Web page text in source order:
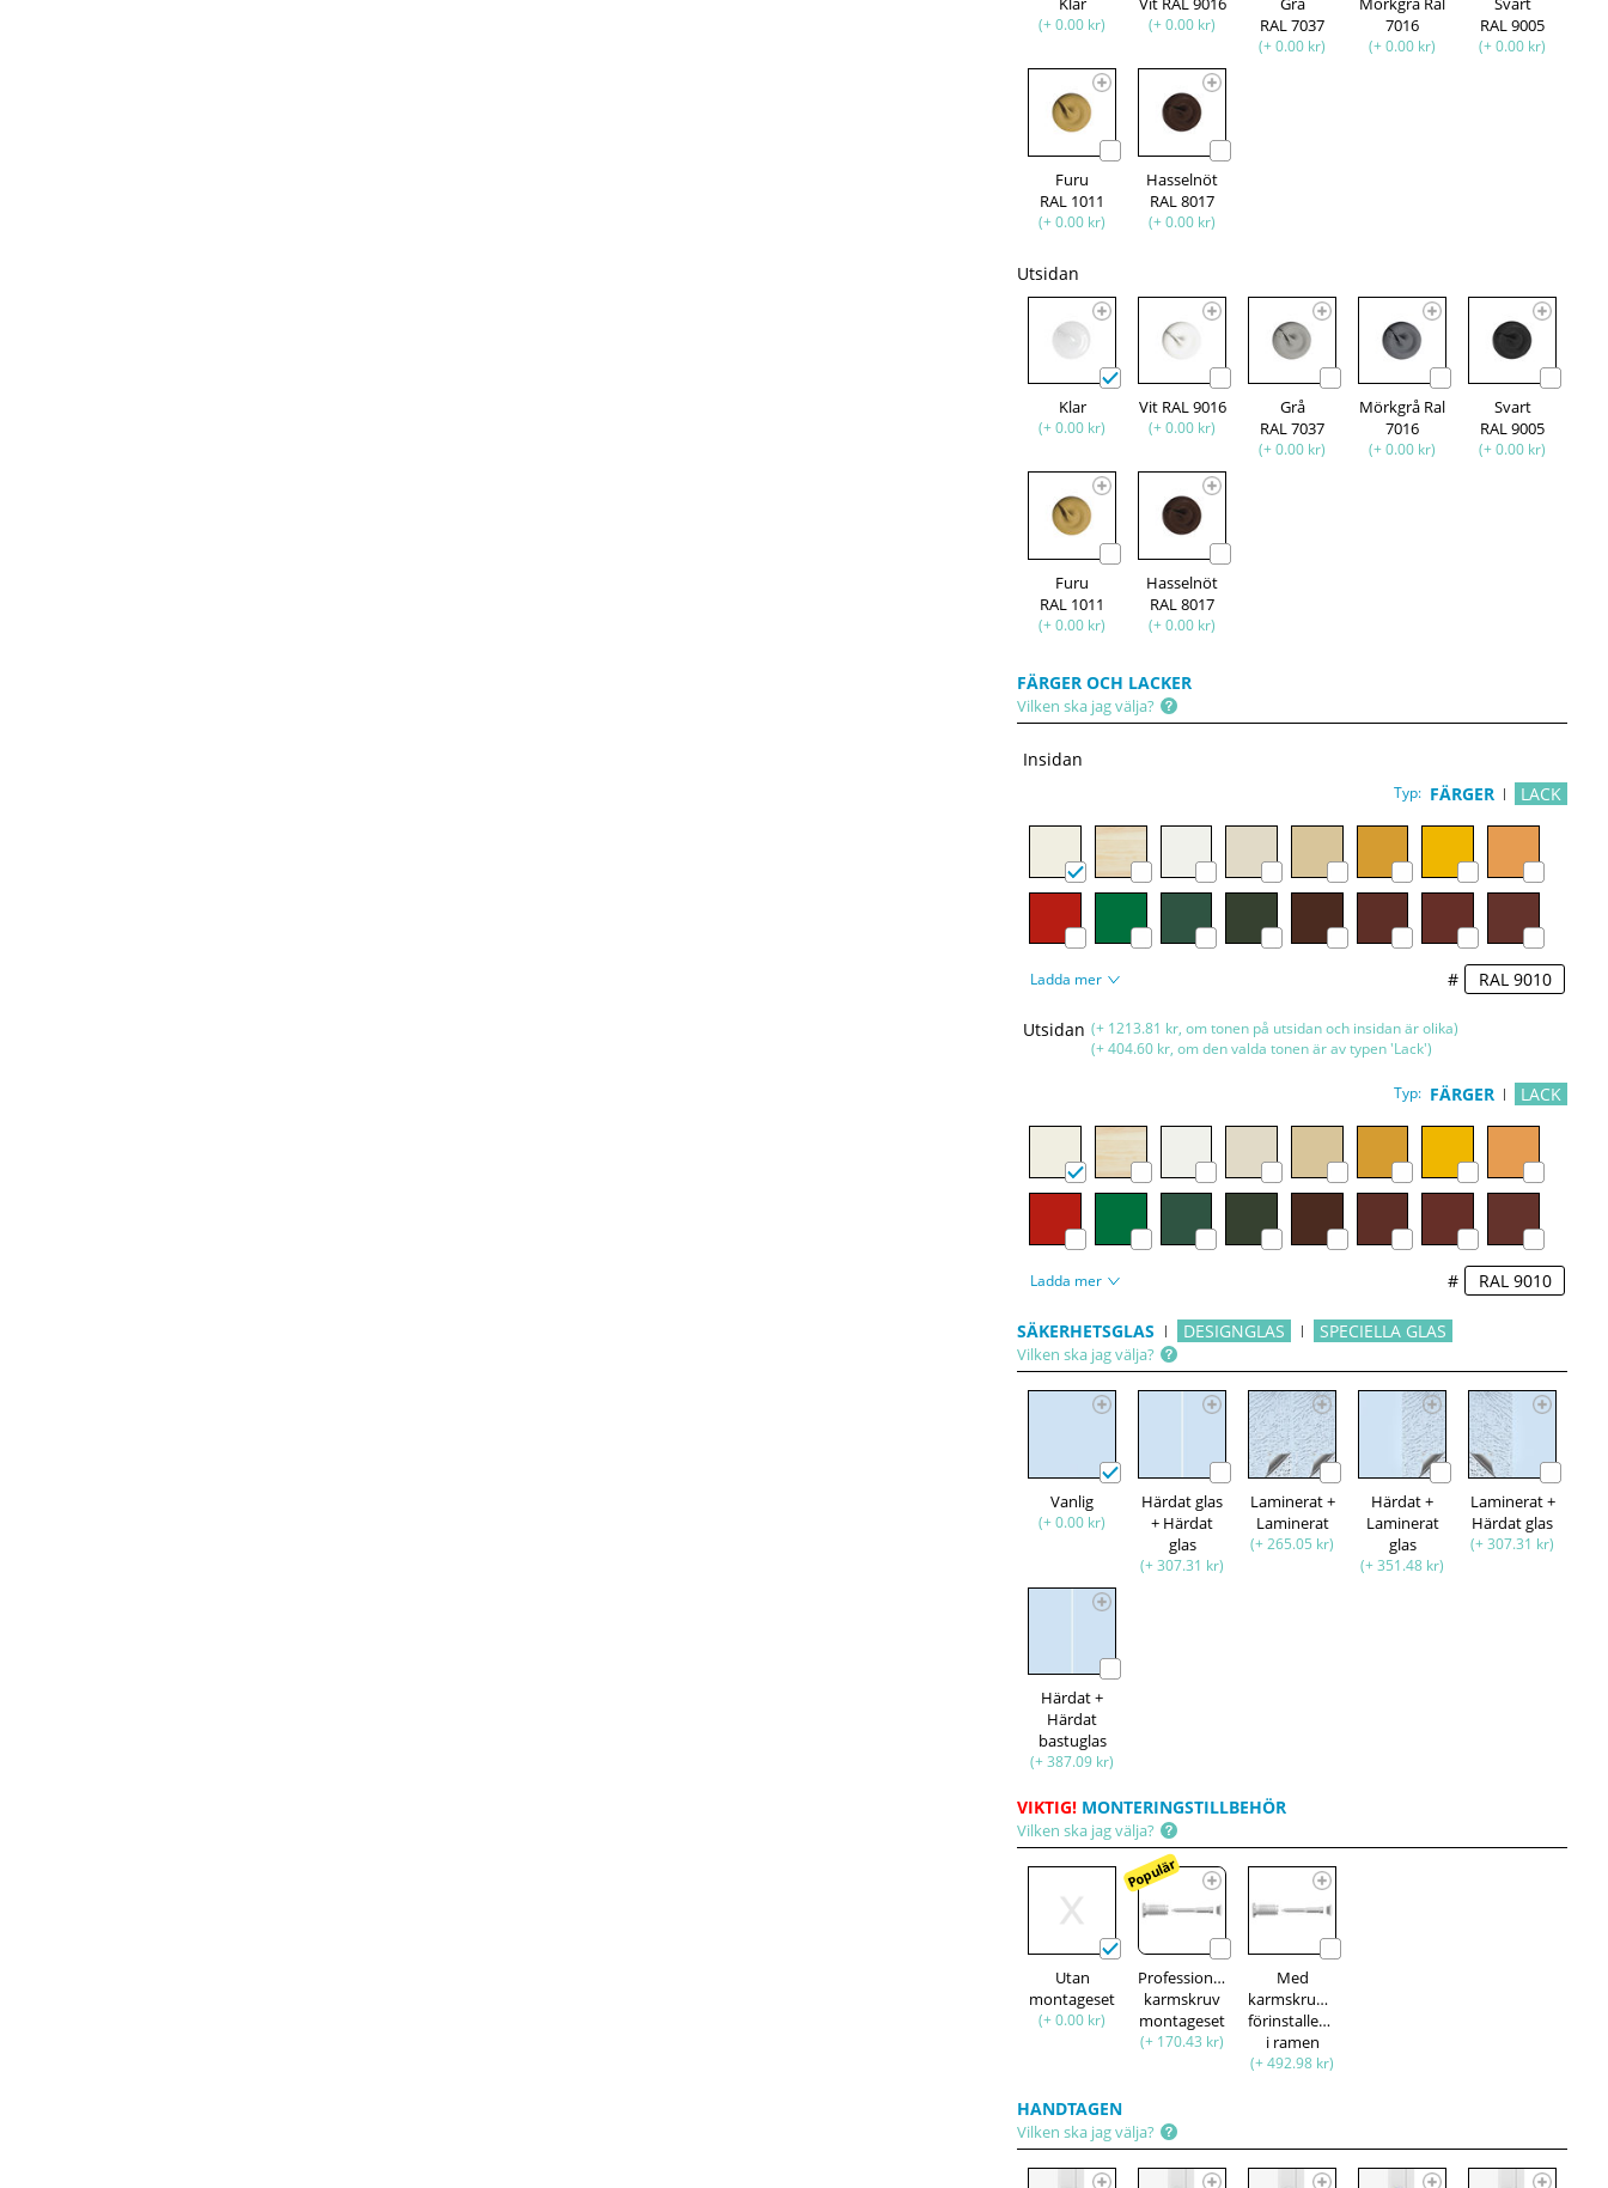
(+ 0.00 kr) (+ 0.00 kr)
RAL 7037
(+ 0.00 kr)
7016
(+ 0.00 kr)
RAL 9005
(+ 0.00 kr)
Furu
RAL 1011
(+ 0.00 kr)
Hasselnöt
RAL 8017
(+ 0.00 kr)
Utsidan
Klar
(+ 0.00 kr)
Vit RAL 9016
(+ 0.00 kr)
Grå
RAL 7037
(+ 0.00 kr)
Mörkgrå Ral
7016
(+ 0.00 kr)
Svart
RAL 9005
(+ 0.00 kr)
Furu
RAL 1011
(+ 0.00 kr)
Hasselnöt
RAL 8017
(+ 0.00 kr)
FÄRGER OCH LACKER
Vilken ska jag välja?
Insidan
Typ: FÄRGER LACK
Ladda mer #
Utsidan (+ 1213.81 kr, om tonen på utsidan och insidan är olika)
(+ 404.60 kr, om den valda tonen är av typen 'Lack')
Typ: FÄRGER LACK
Ladda mer #
SÄKERHETSGLAS DESIGNGLAS SPECIELLA GLAS
Vilken ska jag välja?
Vanlig
(+ 0.00 kr)
Härdat glas
+ Härdat
glas
(+ 307.31 kr)
Laminerat +
Laminerat
(+ 265.05 kr)
Härdat +
Laminerat
glas
(+ 351.48 kr)
Laminerat +
Härdat glas
(+ 307.31 kr)
Härdat +
Härdat
bastuglas
(+ 387.09 kr)
VIKTIG! MONTERINGSTILLBEHÖR
Vilken ska jag välja?
Utan
montageset
(+ 0.00 kr)
Populär
Professionell
karmskruv
montageset
(+ 170.43 kr)
Med
karmskruvar
förinstallerade
i ramen
(+ 492.98 kr)
HANDTAGEN
Vilken ska jag välja?